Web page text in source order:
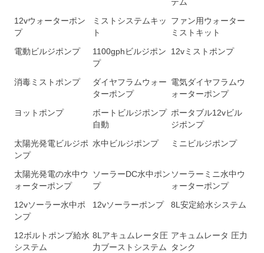
テム
12vウォーターポン
プ
ミストシステムキッ
ト
ファン用ウォーター
ミストキット
電動ビルジポンプ
1100gphビルジポン
プ
12vミストポンプ
消毒ミストポンプ
ダイヤフラムウォー
ターポンプ
電気ダイヤフラムウ
ォーターポンプ
ヨットポンプ
ボートビルジポンプ
自動
ポータブル12vビル
ジポンプ
太陽光発電ビルジポ
ンプ
水中ビルジポンプ ミニビルジポンプ
太陽光発電の水中ウ
ォーターポンプ
ソーラーDC水中ポン
プ
ソーラーミニ水中ウ
ォーターポンプ
12vソーラー水中ポ
ンプ
12vソーラーポンプ 8L安定給水システム
12ボルトポンプ給水
システム
8Lアキュムレータ圧
力ブーストシステム
アキュムレータ 圧力
タンク